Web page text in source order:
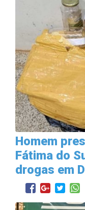
Homem
Fátima do
drogas em